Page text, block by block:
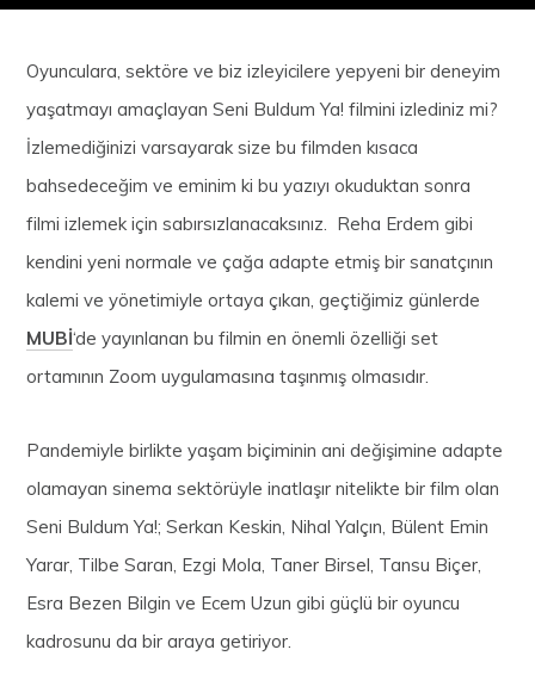
Oyunculara, sektöre ve biz izleyicilere yepyeni bir deneyim
yaşatmayı amaçlayan Seni Buldum Ya! filmini izlediniz mi?
İzlemediğinizi varsayarak size bu filmden kısaca
bahsedeceğim ve eminim ki bu yazıyı okuduktan sonra
filmi izlemek için sabırsızlanacaksınız. Reha Erdem gibi
kendini yeni normale ve çağa adapte etmiş bir sanatçının
kalemi ve yönetimiyle ortaya çıkan, geçtiğimiz günlerde
MUBİ‘de yayınlanan bu filmin en önemli özelliği set
ortamının Zoom uygulamasına taşınmış olmasıdır.
Pandemiyle birlikte yaşam biçiminin ani değişimine adapte
olamayan sinema sektörüyle inatlaşır nitelikte bir film olan
Seni Buldum Ya!; Serkan Keskin, Nihal Yalçın, Bülent Emin
Yarar, Tilbe Saran, Ezgi Mola, Taner Birsel, Tansu Biçer,
Esra Bezen Bilgin ve Ecem Uzun gibi güçlü bir oyuncu
kadrosunu da bir araya getiriyor.